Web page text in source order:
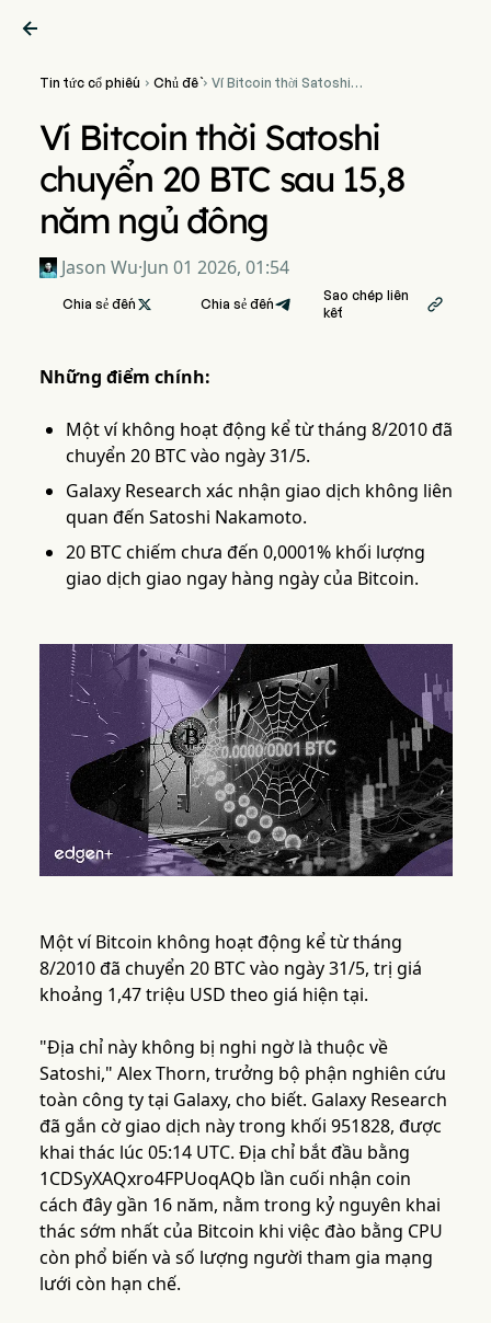

Tin tức cổ phiếu  Chủ đề Ví Bitcoin thời Satoshi
Ví Bitcoin thời Satoshi
chuyển 20 BTC sau 15,8
năm ngủ đông
Jason Wu·Jun 01 2026, 01:54
Chia sẻ đến  Chia sẻ đến
Sao chép liên
kết

Những điểm chính:
Một ví không hoạt động kể từ tháng 8/2010 đã
chuyển 20 BTC vào ngày 31/5.
Galaxy Research xác nhận giao dịch không liên
quan đến Satoshi Nakamoto.
20 BTC chiếm chưa đến 0,0001% khối lượng
giao dịch giao ngay hàng ngày của Bitcoin.
Một ví Bitcoin không hoạt động kể từ tháng
8/2010 đã chuyển 20 BTC vào ngày 31/5, trị giá
khoảng 1,47 triệu USD theo giá hiện tại.
"Địa chỉ này không bị nghi ngờ là thuộc về
Satoshi," Alex Thorn, trưởng bộ phận nghiên cứu
toàn công ty tại Galaxy, cho biết. Galaxy Research
đã gắn cờ giao dịch này trong khối 951828, được
khai thác lúc 05:14 UTC. Địa chỉ bắt đầu bằng
1CDSyXAQxro4FPUoqAQb lần cuối nhận coin
cách đây gần 16 năm, nằm trong kỷ nguyên khai
thác sớm nhất của Bitcoin khi việc đào bằng CPU
còn phổ biến và số lượng người tham gia mạng
lưới còn hạn chế.